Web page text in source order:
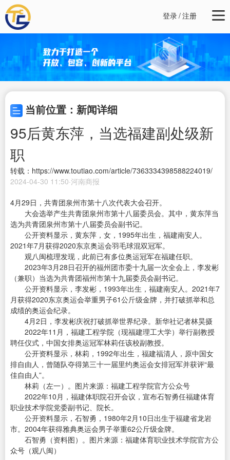
登录/注册
当前位置：新闻详细
95后黄东萍，当选福建副处级新
职
转载：https://www.toutiao.com/article/7363334398588224019/
2024-04-30 11:50·河南商报
4月29日，共青团泉州市第十八次代表大会召开。
大会选举产生共青团泉州市第十八届委员会。其中，黄东萍当
选为共青团泉州市第十八届委员会副书记。
公开资料显示，黄东萍，女，1995年出生，福建南安人。
2021年7月获得2020东京奥运会羽毛球混双冠军。
观八闽梳理发现，此前已有多位奥运冠军在福建任职。
2023年3月28日召开的福州团市委十九届一次全会上，李发彬
（兼职）当选为共青团福州市第十九届委员会副书记。
公开资料显示，李发彬，1993年出生，福建南安人。2021年7
月获得2020东京奥运会举重男子61公斤级金牌，并打破抓举和总
成绩的奥运会纪录。
4月2日，李发彬庆祝打破抓举世界纪录。新华社记者林昊摄
2022年11月，福建工程学院（现福建理工大学）举行副教授
聘任仪式，中国女排奥运冠军林莉任该校副教授。
公开资料显示，林莉，1992年出生，福建福清人，原中国女
排自由人，曾随队夺得第三十一届里约奥运会女排冠军并获评“最
佳自由人”。
林莉（左一）。图片来源：福建工程学院官方公众号
2022年10月，福建体职院召开会议，宣布石智勇任福建体育
职业技术学院党委副书记、院长。
公开资料显示，石智勇，1980年2月10日出生于福建省龙岩
市。2004年获得雅典奥运会男子举重62公斤级金牌。
石智勇（资料图）。图片来源：福建体育职业技术学院官方公
众号（观八闽）